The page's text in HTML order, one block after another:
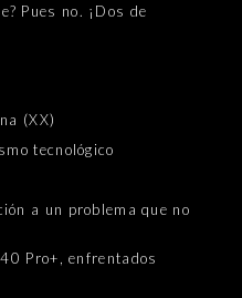
Pues no. ¡Dos de
(XX)
tecnológico
a un problema que no
Pro+, enfrentados